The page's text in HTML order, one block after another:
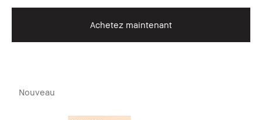
Achetez maintenant
Nouveau